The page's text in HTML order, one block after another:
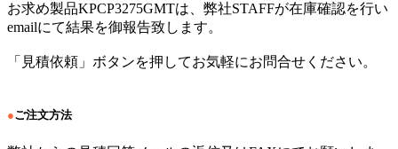
お求め製品KPCP3275GMTは、弊社STAFFが在庫確認を行い
emailにて結果を御報告致します。
「見積依頼」ボタンを押してお気軽にお問合せください。
●ご注文方法